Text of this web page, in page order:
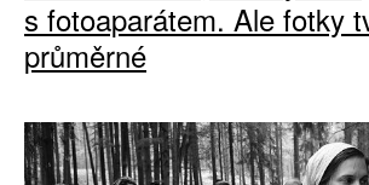
s fotoaparátem. Ale fotky
průměrné